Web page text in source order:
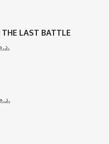
المعركة الأخيرة 101 THE LAST BATTLE
د.م.
د.م.